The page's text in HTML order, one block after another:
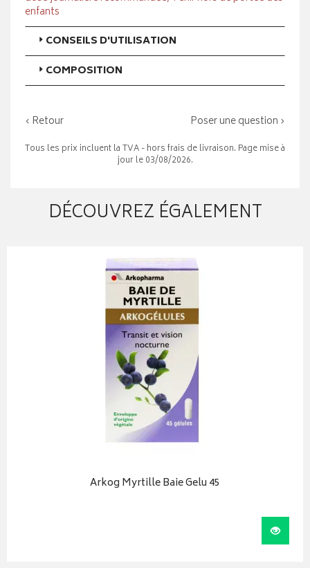
enfants
CONSEILS D'UTILISATION
COMPOSITION
‹ Retour Poser une question ›
Tous les prix incluent la TVA - hors frais de livraison. Page mise à
jour le 03/08/2026.
DÉCOUVREZ ÉGALEMENT
Arkog Myrtille Baie Gelu 45